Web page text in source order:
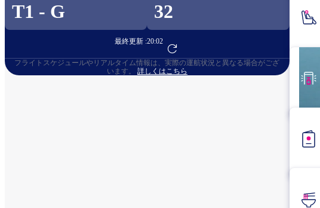
T1 - G 32
最終更新 :20:02
フライト予約へ
フライトスケジュールやリアルタイム情報は、実際の運航状況と異なる場合がござ
います。 詳しくはこちら